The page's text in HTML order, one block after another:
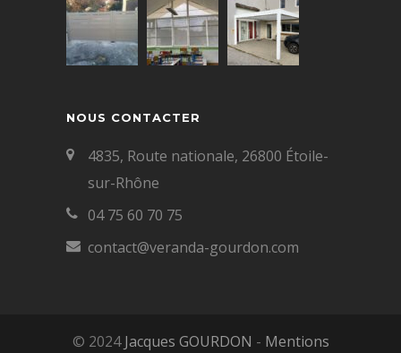
NOUS CONTACTER
4835, Route nationale, 26800 Étoile-
sur-Rhône
04 75 60 70 75
contact@veranda-gourdon.com
© 2024Jacques GOURDON - Mentions